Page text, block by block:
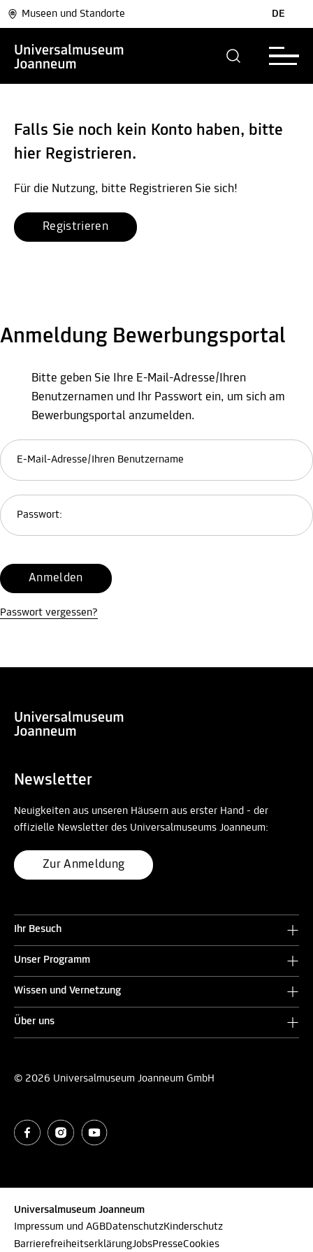
Museen und Standorte DE
Falls Sie noch kein Konto haben, bitte
hier Registrieren.
Für die Nutzung, bitte Registrieren Sie sich!
Registrieren
Anmeldung Bewerbungsportal
Bitte geben Sie Ihre E-Mail-Adresse/Ihren
Benutzernamen und Ihr Passwort ein, um sich am
Bewerbungsportal anzumelden.
E-Mail-Adresse/Ihren Benutzername
Passwort:
Anmelden
Passwort vergessen?
Newsletter
Neuigkeiten aus unseren Häusern aus erster Hand - der
offizielle Newsletter des Universalmuseums Joanneum:
Zur Anmeldung
Ihr Besuch
Unser Programm
Wissen und Vernetzung
Über uns
© 2026 Universalmuseum Joanneum GmbH
Universalmuseum Joanneum
Impressum und AGBDatenschutzKinderschutz
BarrierefreiheitserklärungJobsPresseCookies